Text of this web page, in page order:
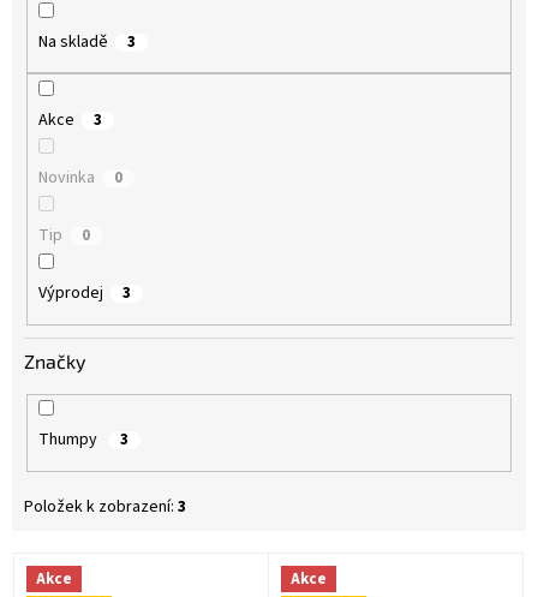
Na skladě 3
Akce 3
Novinka 0
Tip 0
Výprodej 3
Značky
Thumpy 3
Položek k zobrazení: 3
Akce
Akce